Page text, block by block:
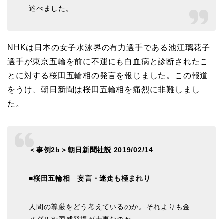
述べました。
NHKは日本の女子水泳界の有力選手である池江璃花子
選手が東京五輪を前に不運にも白血病と診断されたこ
とに対する桜田五輪相の発言を報じました。この報道
をうけ、朝日新聞は桜田五輪相を痛烈に非難しまし
た。
＜事例2b＞朝日新聞社説 2019/02/14
■桜田五輪相 妄言・迷走も極まれり
人間の尊厳をどう考えているのか。それよりも金